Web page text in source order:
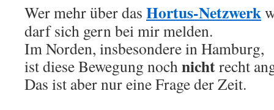
Wer mehr über das Hortus-Netzwerk
darf sich gern bei mir melden.
Im Norden, insbesondere in Hamburg,
ist diese Bewegung nochnichtrecht
Das ist aber nur eine Frage der Zeit.